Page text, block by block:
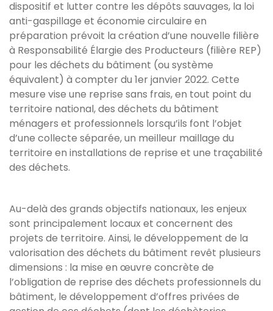
dispositif et lutter contre les dépôts sauvages, la loi
anti-gaspillage et économie circulaire en
préparation prévoit la création d’une nouvelle filière
à Responsabilité Élargie des Producteurs (filière REP)
pour les déchets du bâtiment (ou système
équivalent) à compter du 1er janvier 2022. Cette
mesure vise une reprise sans frais, en tout point du
territoire national, des déchets du bâtiment
ménagers et professionnels lorsqu’ils font l’objet
d’une collecte séparée, un meilleur maillage du
territoire en installations de reprise et une traçabilité
des déchets.
Au-delà des grands objectifs nationaux, les enjeux
sont principalement locaux et concernent des
projets de territoire. Ainsi, le développement de la
valorisation des déchets du bâtiment revêt plusieurs
dimensions : la mise en œuvre concrète de
l’obligation de reprise des déchets professionnels du
bâtiment, le développement d’offres privées de